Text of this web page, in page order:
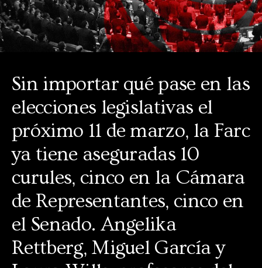
Sin importar qué pase en las
elecciones legislativas el
próximo 11 de marzo, la Farc
ya tiene aseguradas 10
curules, cinco en la Cámara
de Representantes, cinco en
el Senado. Angelika
Rettberg, Miguel García y